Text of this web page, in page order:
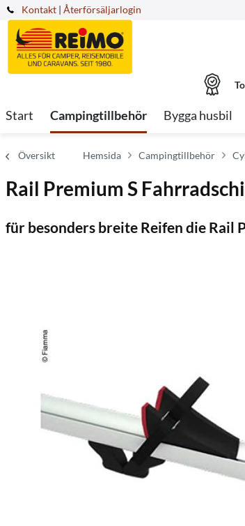
Kontakt | Återförsäljarlogin
Start Campingtillbehör Bygga husbil
Översikt Hemsida Campingtillbehör
Rail Premium S
für besonders breite Reifen die Rail